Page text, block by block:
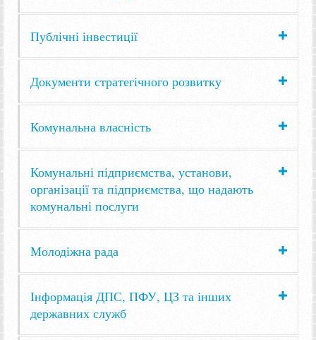
Публічні інвестиції
Документи стратегічного розвитку
Комунальна власність
Комунальні підприємства, установи,
організації та підприємства, що надають
комунальні послуги
Молодіжна рада
Інформація ДПС, ПФУ, ЦЗ та інших
державних служб